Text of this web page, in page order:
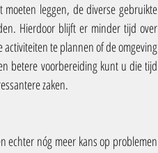
leggen, de diverse gebruikte
Hierdoor blijft er minder tijd over
te plannen of de omgeving
betere voorbereiding kunt u die tijd
zaken.
echter nóg meer kans op problemen